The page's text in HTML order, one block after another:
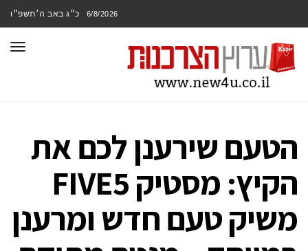
6/8/2026 כ״ג באב ה׳תשפ״ו
הטעם שירענן לכם את
הקיץ: מסטיק FIVE5
משיק טעם חדש ומרענן